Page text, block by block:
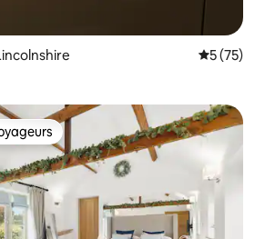
Note
5 (75)
parmi les plus aimés